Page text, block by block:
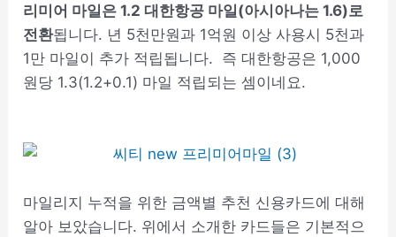
리미어 마일은 1.2 대한항공 마일(아시아나는 1.6)로
전환됩니다. 년 5천만원과 1억원 이상 사용시 5천과
1만 마일이 추가 적립됩니다. 즉 대한항공은 1,000
원당 1.3(1.2+0.1) 마일 적립되는 셈이네요.
마일리지 누적을 위한 금액별 추천 신용카드에 대해
알아 보았습니다. 위에서 소개한 카드들은 기본적으